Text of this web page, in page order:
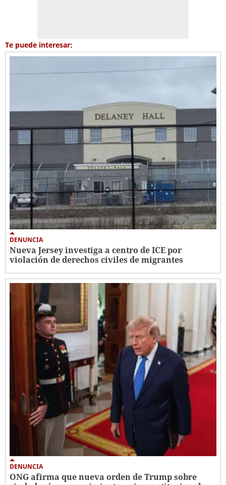
Te puede interesar:
DENUNCIA
Nueva Jersey investiga a centro de ICE por
violación de derechos civiles de migrantes
DENUNCIA
ONG afirma que nueva orden de Trump sobre